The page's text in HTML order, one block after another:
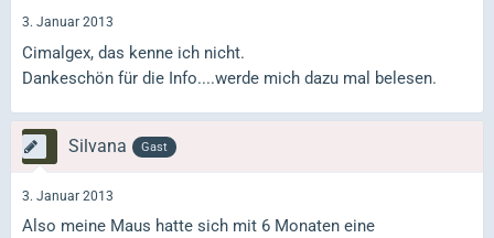
3. Januar 2013
Cimalgex, das kenne ich nicht.
Dankeschön für die Info....werde mich dazu mal belesen.
Silvana Gast
3. Januar 2013
Also meine Maus hatte sich mit 6 Monaten eine